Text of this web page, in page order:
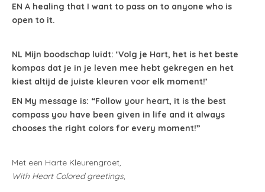
EN A healing that I want to pass on to anyone who is
open to it.
NL Mijn boodschap luidt: ‘Volg je Hart, het is het beste
kompas dat je in je leven mee hebt gekregen en het
kiest altijd de juiste kleuren voor elk moment!’
EN My message is: “Follow your heart, it is the best
compass you have been given in life and it always
chooses the right colors for every moment!”
Met een Harte Kleurengroet,
With Heart Colored greetings,